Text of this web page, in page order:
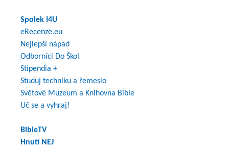
Spolek I4U
eRecenze.eu
Nejlepší nápad
Odborníci Do Škol
Stipendia +
Studuj techniku a řemeslo
Světové Muzeum a Knihovna Bible
Uč se a vyhraj!
BibleTV
Hnutí NEJ